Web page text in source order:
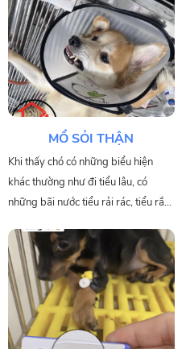
phát hiện.
MỔ SỎI THẬN
Khi thấy chó có những biểu hiện
khác thường như đi tiểu lâu, có
những bãi nước tiểu rải rác, tiểu rắt,